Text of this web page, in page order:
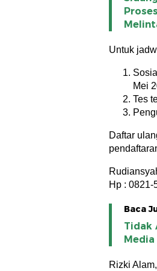
Untuk
Mei
Tes
Daftar
Hp : 0821-
Baca
Tidak
Rizki